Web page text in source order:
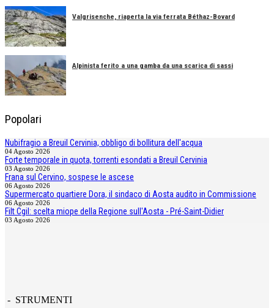
Valgrisenche, riaperta la via ferrata Béthaz-Bovard
Alpinista ferito a una gamba da una scarica di sassi
Popolari
Nubifragio a Breuil Cervinia, obbligo di bollitura dell'acqua
04 Agosto 2026
Forte temporale in quota, torrenti esondati a Breuil Cervinia
03 Agosto 2026
Frana sul Cervino, sospese le ascese
06 Agosto 2026
Supermercato quartiere Dora, il sindaco di Aosta audito in Commissione
06 Agosto 2026
Filt Cgil: scelta miope della Regione sull'Aosta - Pré-Saint-Didier
03 Agosto 2026
- STRUMENTI